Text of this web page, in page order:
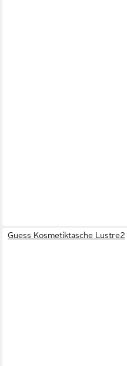
Guess Kosmetiktasche Lustre2